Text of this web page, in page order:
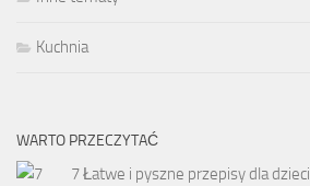
Kuchnia
WARTO PRZECZYTAĆ
7 Łatwe i pyszne przepisy dla dzieci